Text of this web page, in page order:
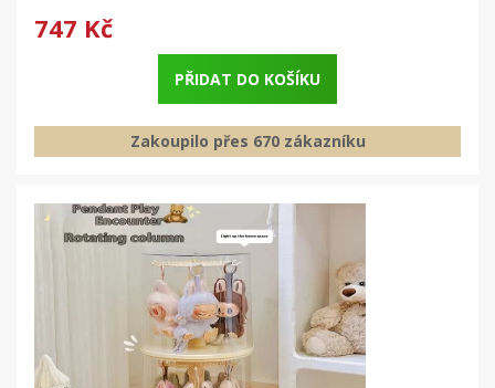
747 Kč
PŘIDAT DO KOŠÍKU
Zakoupilo přes 670 zákazníku